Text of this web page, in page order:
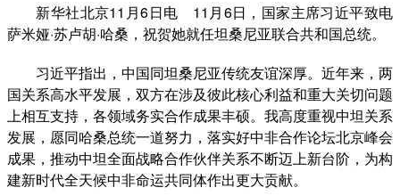
新华社北京11月6日电 11月6日，国家主席习近平致电
萨米娅·苏卢胡·哈桑，祝贺她就任坦桑尼亚联合共和国总统。
习近平指出，中国同坦桑尼亚传统友谊深厚。近年来，两
国关系高水平发展，双方在涉及彼此核心利益和重大关切问题
上相互支持，各领域务实合作成果丰硕。我高度重视中坦关系
发展，愿同哈桑总统一道努力，落实好中非合作论坛北京峰会
成果，推动中坦全面战略合作伙伴关系不断迈上新台阶，为构
建新时代全天候中非命运共同体作出更大贡献。